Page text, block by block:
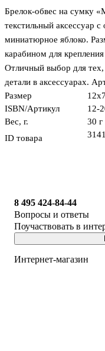
Брелок‑обвес на сумку
текстильный аксессуар
миниатюрное яблоко.
карабином для
Отличный выбор для
детали в аксессуарах.
Размер
ISBN/Артикул
12-
Вес, г.
30 г
ID товара
8 495 424-84-44
Вопросы и ответы
Поучаствовать в
Интернет-магазин